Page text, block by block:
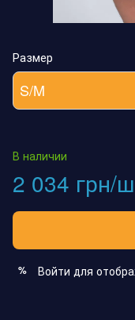
Размер
S/M
В наличии
2 034 грн/
% Войти для